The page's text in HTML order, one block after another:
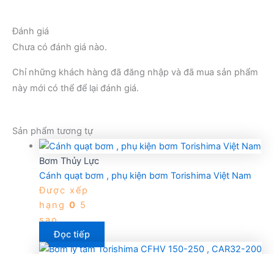
Đánh giá
Chưa có đánh giá nào.
Chỉ những khách hàng đã đăng nhập và đã mua sản phẩm
này mới có thể để lại đánh giá.
Sản phẩm tương tự
Bơm Thủy Lực
Cánh quạt bơm , phụ kiện bơm Torishima Việt Nam
Được xếp
hạng 0 5
sao
Đọc tiếp